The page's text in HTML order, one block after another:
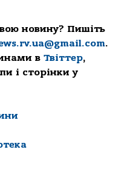
новину? Пишіть
.
в Твіттер,
і сторінки у